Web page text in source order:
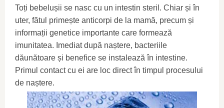
Toți bebelușii se nasc cu un intestin steril. Chiar și în
uter, fătul primește anticorpi de la mamă, precum și
informații genetice importante care formează
imunitatea. Imediat după naștere, bacteriile
dăunătoare și benefice se instalează în intestine.
Primul contact cu ei are loc direct în timpul procesului
de naștere.